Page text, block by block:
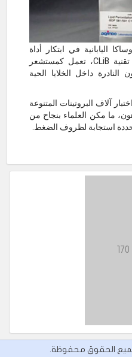
اليابانية في ابتكار أداة
بيولوجية متطورة تُعرف باسم تقنية CLiB، تعمل كمستشعر
النادرة داخل الخلايا الحية
آلاف البروتينات المتنوعة
ما مكن العلماء بنجاح من
استجابة لظروف الضغط.
الحقوق محفوظة.